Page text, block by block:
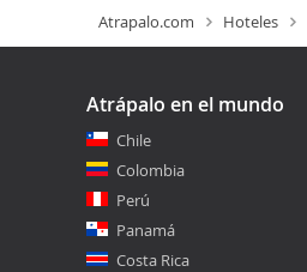
Atrapalo.com Hoteles
Atrápalo en el mundo
Chile
Colombia
Perú
Panamá
Costa Rica